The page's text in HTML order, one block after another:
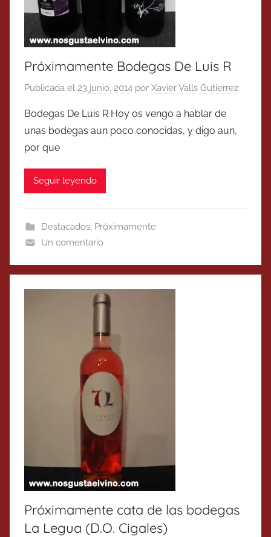
Próximamente Bodegas De Luis R
Publicada el 23 junio, 2014 por Xavier Valls Gutierrez
Bodegas De Luis R Hoy os vengo a hablar de
unas bodegas aun poco conocidas, y digo aun,
por que
Seguir leyendo
Destacados, Próximamente
Un comentario
Próximamente cata de las bodegas
La Legua (D.O. Cigales)